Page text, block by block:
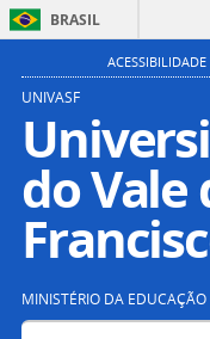
BRASIL
ACESSIBILIDADE
UNIVASF
do Vale
MINISTÉRIO DA EDUCAÇÃO
Buscar no portal